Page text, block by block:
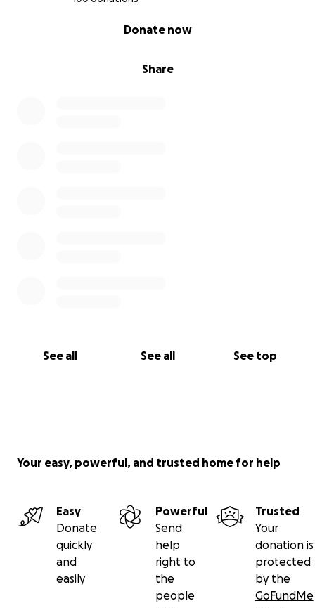
Share
Donate now
See all See all See top
Your easy, powerful, and trusted home for help
Easy
Donate
quickly
and
easily
Powerful
Send
help
right to
the
people
Trusted
Your
donation is
protected
by the
GoFundMe